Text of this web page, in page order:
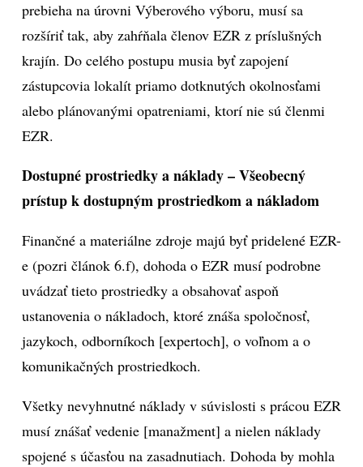
prebieha na úrovni Výberového výboru, musí sa
rozšíriť tak, aby zahŕňala členov EZR z príslušných
krajín. Do celého postupu musia byť zapojení
zástupcovia lokalít priamo dotknutých okolnosťami
alebo plánovanými opatreniami, ktorí nie sú členmi
EZR.
Dostupné prostriedky a náklady – Všeobecný
prístup k dostupným prostriedkom a nákladom
Finančné a materiálne zdroje majú byť pridelené EZR-
e (pozri článok 6.f), dohoda o EZR musí podrobne
uvádzať tieto prostriedky a obsahovať aspoň
ustanovenia o nákladoch, ktoré znáša spoločnosť,
jazykoch, odborníkoch [expertoch], o voľnom a o
komunikačných prostriedkoch.
Všetky nevyhnutné náklady v súvislosti s prácou EZR
musí znášať vedenie [manažment] a nielen náklady
spojené s účasťou na zasadnutiach. Dohoda by mohla